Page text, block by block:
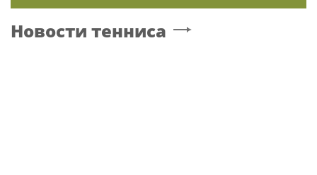
Новости тенниса